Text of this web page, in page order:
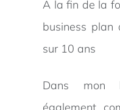
A la fin de la
business plan
sur 10 ans
Dans mon